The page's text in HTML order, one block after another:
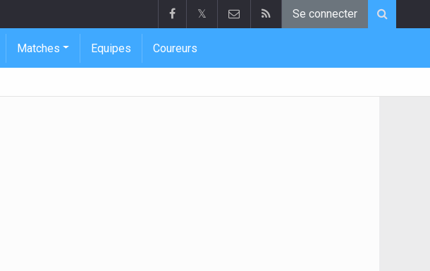
𝕏 Se connecter
Matches Equipes Coureurs